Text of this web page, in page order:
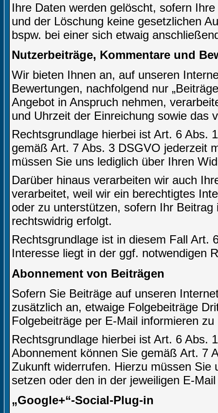
Ihre Daten werden gelöscht, sofern
und der Löschung keine gesetzlichen
bspw. bei einer sich etwaig
Nutzerbeiträge, Kommentare und
Wir bieten Ihnen an, auf unseren
Bewertungen, nachfolgend nur
Angebot in Anspruch nehmen,
und Uhrzeit der Einreichung sowie das
Rechtsgrundlage hierbei ist Art. 6 Abs.
gemäß Art. 7 Abs. 3 DSGVO jederzeit
müssen Sie uns lediglich über Ihren
Darüber hinaus verarbeiten wir auch
verarbeitet, weil wir ein berechtigtes
oder zu unterstützen, sofern Ihr
rechtswidrig erfolgt.
Rechtsgrundlage ist in diesem Fall Art.
Interesse liegt in der ggf. notwendigen
Abonnement von Beiträgen
Sofern Sie Beiträge auf unseren
zusätzlich an, etwaige Folgebeiträge
Folgebeiträge per E-Mail informieren
Rechtsgrundlage hierbei ist Art. 6 Abs.
Abonnement können Sie gemäß Art. 7
Zukunft widerrufen. Hierzu müssen Sie
setzen oder den in der jeweiligen E-
„Google+“-Social-Plug-in